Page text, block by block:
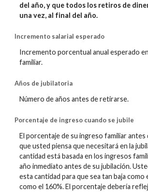
del año, y que todos los retiros de
una vez, al final del año.
Incremento salarial esperado
Incremento porcentual anual esperado
familiar.
Años de jubilatoria
Número de años antes de retirarse.
Porcentaje de ingreso cuando se jubile
El porcentaje de su ingreso familiar antes
que usted piensa que necesitará en la
cantidad está basada en los ingresos
año inmediato antes de su jubilación.
esta cantidad para que sea tan baja como
como el 160%. El porcentaje debería